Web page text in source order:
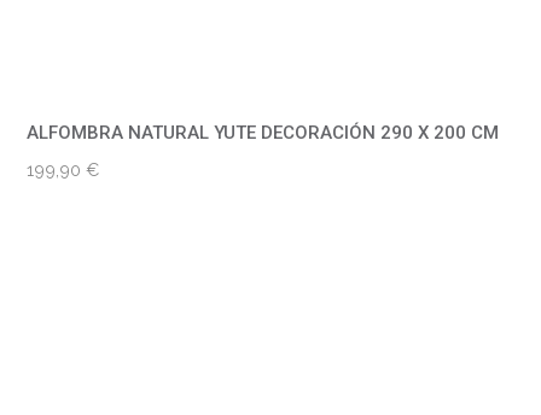
ALFOMBRA NATURAL YUTE DECORACIÓN 290 X 200 CM
199,90€